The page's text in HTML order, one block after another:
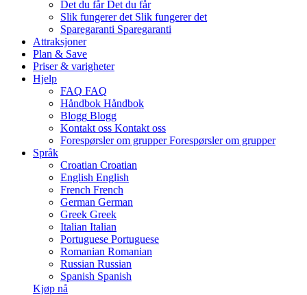
Det du får Det du får
Slik fungerer det Slik fungerer det
Sparegaranti Sparegaranti
Attraksjoner
Plan & Save
Priser & varigheter
Hjelp
FAQ FAQ
Håndbok Håndbok
Blogg Blogg
Kontakt oss Kontakt oss
Forespørsler om grupper Forespørsler om grupper
Språk
Croatian Croatian
English English
French French
German German
Greek Greek
Italian Italian
Portuguese Portuguese
Romanian Romanian
Russian Russian
Spanish Spanish
Kjøp nå